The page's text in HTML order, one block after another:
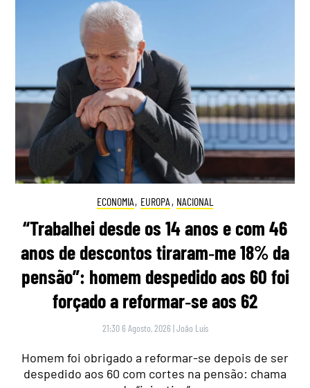
ECONOMIA, EUROPA , NACIONAL
“Trabalhei desde os 14 anos e com 46
anos de descontos tiraram‑me 18% da
pensão”: homem despedido aos 60 foi
forçado a reformar‑se aos 62
21:30 6 Agosto, 2026 |João Luís
Homem foi obrigado a reformar-se depois de ser
despedido aos 60 com cortes na pensão: chama